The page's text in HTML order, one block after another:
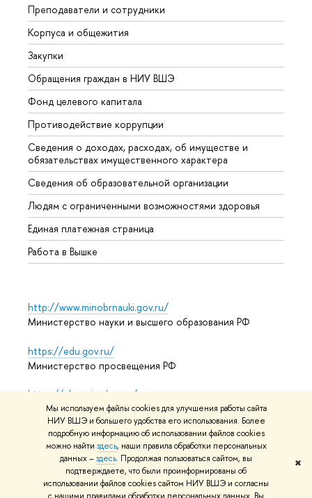
Мы используем файлы cookies для улучшения работы сайта
НИУ ВШЭ и большего удобства его использования. Более
подробную информацию об использовании файлов cookies
можно найти здесь, наши правила обработки персональных
данных –здесь. Продолжая пользоваться сайтом, вы
подтверждаете, что были проинформированы об
использовании файлов cookies сайтом НИУ ВШЭ и согласны
✖
Преподаватели и сотрудники
Корпуса и общежития
Закупки
Обращения граждан в НИУ ВШЭ
Фонд целевого капитала
Противодействие коррупции
Сведения о доходах, расходах, об имуществе и
обязательствах имущественного характера
Сведения об образовательной организации
Людям с ограниченными возможностями здоровья
Единая платежная страница
Работа в Вышке
http://www.minobrnauki.gov.ru/
Министерство науки и высшего образования РФ
https://edu.gov.ru/
Министерство просвещения РФ
https://elearning.hse.ru/mooc
Массовые открытые онлайн-курсы
© НИУ ВШЭ 1993–2026 Адреса и контактыУсловия
использования материаловПолитика конфиденциальности
Карта сайта